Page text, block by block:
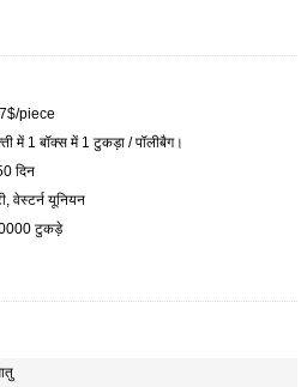
piece
में 1 बॉक्स में 1 टुकड़ा / पॉलीबैग।
दिन
वेस्टर्न यूनियन
टुकड़े